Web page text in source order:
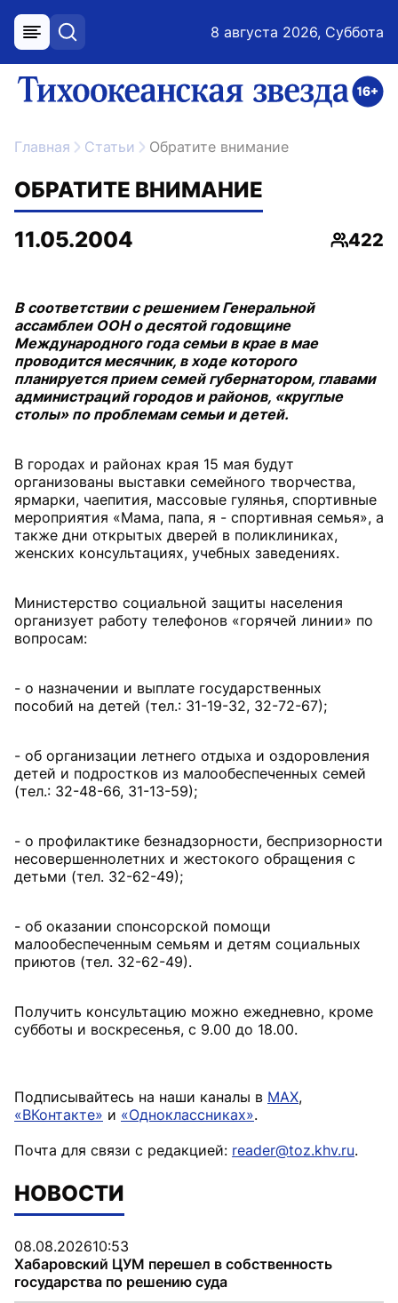
меню поиск 8 августа 2026, Суббота
ссылка на главную
Главная Статьи Обратите внимание
ОБРАТИТЕ ВНИМАНИЕ
11.05.2004
422
В соответствии с решением Генеральной
ассамблеи ООН о десятой годовщине
Международного года семьи в крае в мае
проводится месячник, в ходе которого
планируется прием семей губернатором, главами
администраций городов и районов, «круглые
столы» по проблемам семьи и детей.
В городах и районах края 15 мая будут
организованы выставки семейного творчества,
ярмарки, чаепития, массовые гулянья, спортивные
мероприятия «Мама, папа, я - спортивная семья», а
также дни открытых дверей в поликлиниках,
женских консультациях, учебных заведениях.
Министерство социальной защиты населения
организует работу телефонов «горячей линии» по
вопросам:
- о назначении и выплате государственных
пособий на детей (тел.: 31-19-32, 32-72-67);
- об организации летнего отдыха и оздоровления
детей и подростков из малообеспеченных семей
(тел.: 32-48-66, 31-13-59);
- о профилактике безнадзорности, беспризорности
несовершеннолетних и жестокого обращения с
детьми (тел. 32-62-49);
- об оказании спонсорской помощи
малообеспеченным семьям и детям социальных
приютов (тел. 32-62-49).
Получить консультацию можно ежедневно, кроме
субботы и воскресенья, с 9.00 до 18.00.
Подписывайтесь на наши каналы в MAX,
«ВКонтакте» и «Одноклассниках».
Почта для связи с редакцией: reader@toz.khv.ru.
НОВОСТИ
08.08.202610:53
Хабаровский ЦУМ перешел в собственность
государства по решению суда